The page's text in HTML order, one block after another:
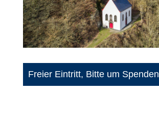
Freier Eintritt, Bitte um Spenden